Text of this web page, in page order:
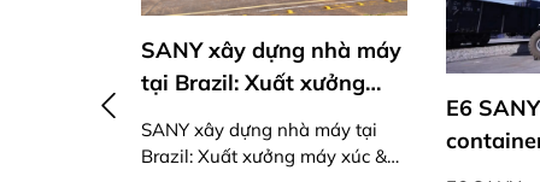
mại
container điện: Giải pháp
xanh, thông minh cho
SANY
đường
tải